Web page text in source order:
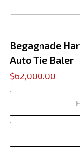
Begagnade
Auto Tie Baler
$62,000.00